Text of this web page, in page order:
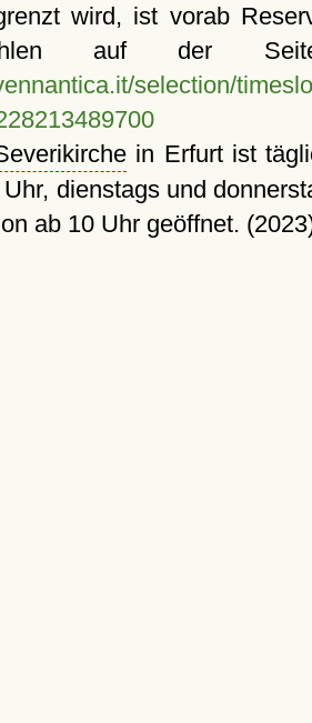
wird, ist vorab
auf der
selection/
in Erfurt ist
dienstags und
ab 10 Uhr geöffnet.